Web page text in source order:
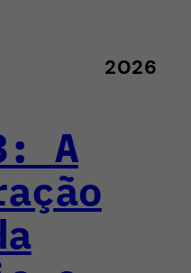
2026
A